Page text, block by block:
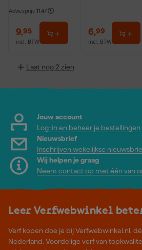
Adviesprijs 11,47
9,95
incl. BTW
6,99
incl. BTW
Laat nog 2 zien
Jouw account
Log-in en beheer je
Nieuwsbrief
Inschrijven wekelijkse
Wij helpen je graag
Neem contact op met één van
Leer Verfwebwinkel
Verf kopen doe je bij Verfwebwinkel.nl,
Nederland. Voordelige verf van